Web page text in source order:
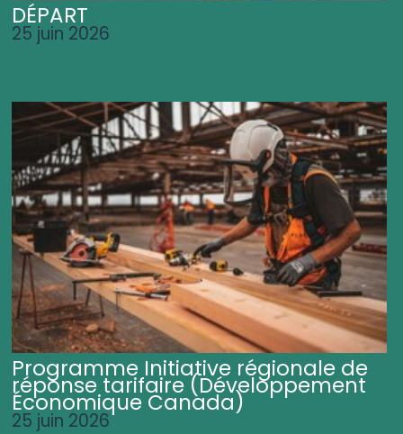
DÉPART
25 juin 2026
Programme Initiative régionale de
réponse tarifaire (Développement
Économique Canada)
25 juin 2026